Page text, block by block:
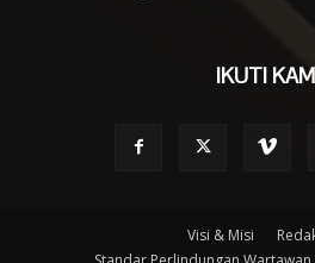
IKUTI
Visi & Misi